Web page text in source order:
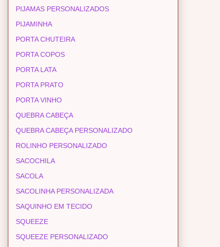
PIJAMAS PERSONALIZADOS
PIJAMINHA
PORTA CHUTEIRA
PORTA COPOS
PORTA LATA
PORTA PRATO
PORTA VINHO
QUEBRA CABEÇA
QUEBRA CABEÇA PERSONALIZADO
ROLINHO PERSONALIZADO
SACOCHILA
SACOLA
SACOLINHA PERSONALIZADA
SAQUINHO EM TECIDO
SQUEEZE
SQUEEZE PERSONALIZADO